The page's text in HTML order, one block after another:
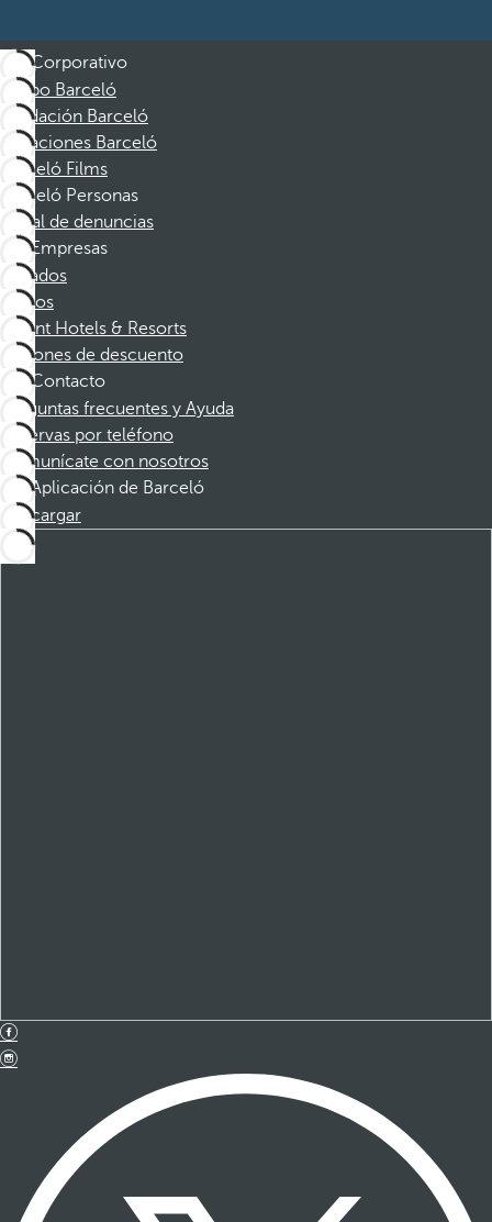
Corporativo
Grupo Barceló
Fundación Barceló
Vacaciones Barceló
Barceló Films
Barceló Personas
Canal de denuncias
Empresas
Afiliados
Socios
Dorint Hotels & Resorts
Cupones de descuento
Contacto
Preguntas frecuentes y Ayuda
Reservas por teléfono
Comunícate con nosotros
Aplicación de Barceló
Descargar